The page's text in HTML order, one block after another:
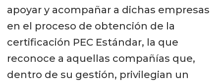
apoyar y acompañar a dichas empresas
en el proceso de obtención de la
certificación PEC Estándar, la que
reconoce a aquellas compañías que,
dentro de su gestión, privilegian un